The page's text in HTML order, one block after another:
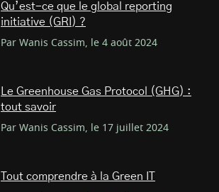
Qu’est-ce que le global reporting
initiative (GRI) ?
Par Wanis Cassim, le 4 août 2024
Le Greenhouse Gas Protocol (GHG) :
tout savoir
Par Wanis Cassim, le 17 juillet 2024
Tout comprendre à la Green IT